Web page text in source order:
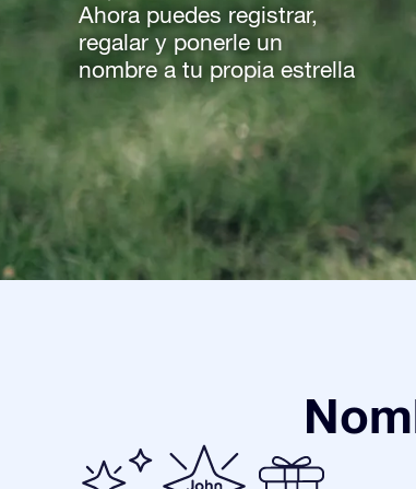
Ahora puedes registrar,
regalar y ponerle un
nombre a tu propia estrella